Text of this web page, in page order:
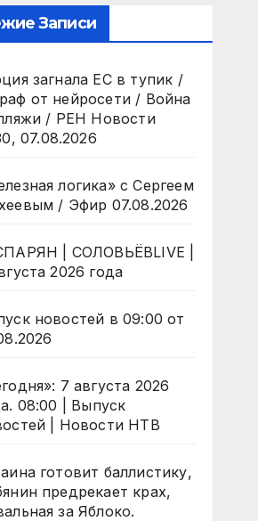
Записи
загнала ЕС в тупик /
от нейросети / Война
/ РЕН Новости
07.08.2026
логика» с Сергеем
/ Эфир 07.08.2026
| СОЛОВЬЁВLIVE |
2026 года
новостей в 09:00 от
7 августа 2026
08:00 | Выпуск
| Новости НТВ
готовит баллистику,
предрекает крах,
за Яблоко.